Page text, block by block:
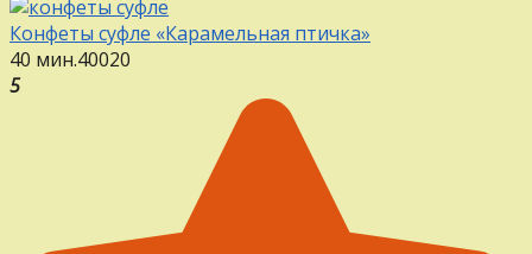
Конфеты суфле «Карамельная птичка»
40 мин.40020
5